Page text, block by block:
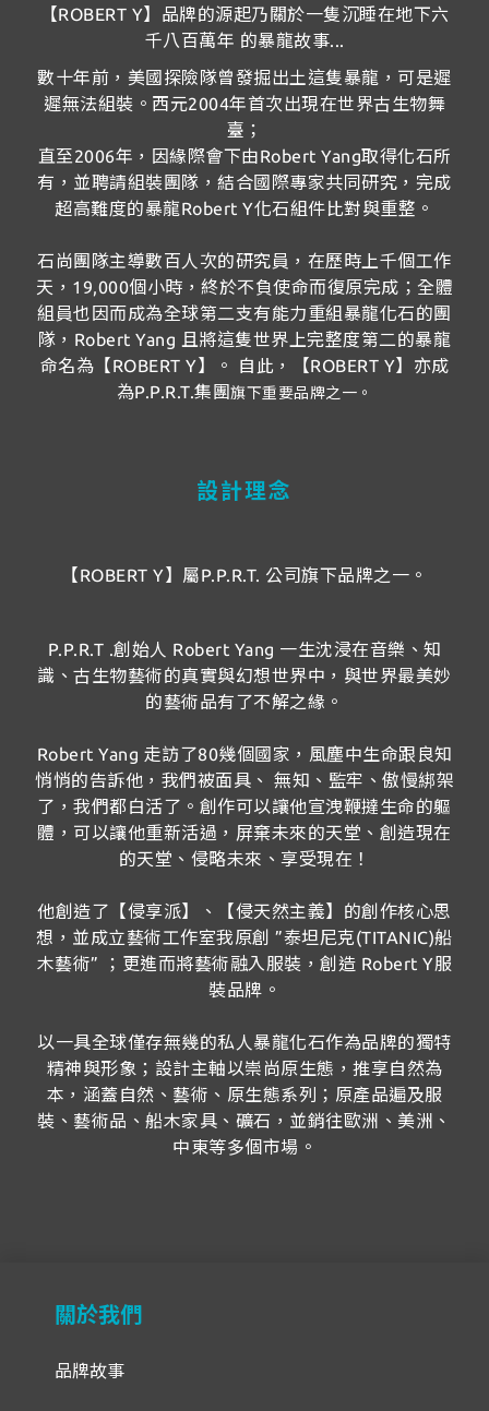
【ROBERT Y】品牌的源起乃關於一隻沉睡在地下六
千八百萬年 的暴龍故事...
數十年前，美國探險隊曾發掘出土這隻暴龍，可是遲
遲無法組裝。西元2004年首次出現在世界古生物舞
臺；
直至2006年，因緣際會下由Robert Yang取得化石所
有，並聘請組裝團隊，結合國際專家共同研究，完成
超高難度的暴龍Robert Y化石組件比對與重整。
石尚團隊主導數百人次的研究員，在歷時上千個工作
天，19,000個小時，終於不負使命而復原完成；全體
組員也因而成為全球第二支有能力重組暴龍化石的團
隊，Robert Yang 且將這隻世界上完整度第二的暴龍
命名為【ROBERT Y】。 自此，【ROBERT Y】亦成
為P.P.R.T.集團旗下重要品牌之一。
設計理念
【ROBERT Y】屬P.P.R.T. 公司旗下品牌之一。
P.P.R.T .創始人 Robert Yang 一生沈浸在音樂、知
識、古生物藝術的真實與幻想世界中，與世界最美妙
的藝術品有了不解之緣。
Robert Yang 走訪了80幾個國家，風塵中生命跟良知
悄悄的告訴他，我們被面具、 無知、監牢、傲慢綁架
了，我們都白活了。創作可以讓他宣洩鞭撻生命的軀
體，可以讓他重新活過，屏棄未來的天堂、創造現在
的天堂、侵略未來、享受現在！
他創造了【侵享派】、【侵天然主義】的創作核心思
想，並成立藝術工作室我原創 ”泰坦尼克(TITANIC)船
木藝術” ；更進而將藝術融入服裝，創造 Robert Y服
裝品牌。
以一具全球僅存無幾的私人暴龍化石作為品牌的獨特
精神與形象；設計主軸以崇尚原生態，推享自然為
本，涵蓋自然、藝術、原生態系列；原產品遍及服
裝、藝術品、船木家具、礦石，並銷往歐洲、美洲、
中東等多個市場。
關於我們
品牌故事